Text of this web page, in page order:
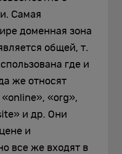
Самая
доменная зона
общей, т.
где и
же относят
«org»,
и др. Они
и
все же входят в